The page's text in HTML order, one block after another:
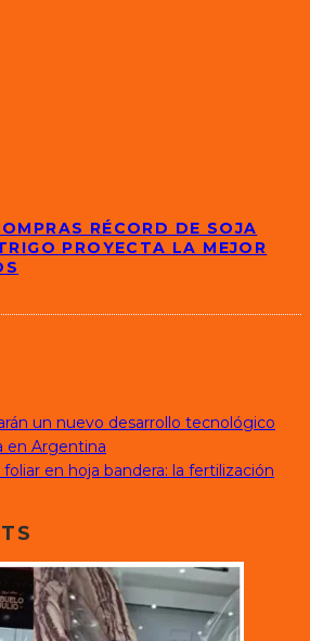
RÉCORD DE SOJA
PROYECTA LA MEJOR
un nuevo desarrollo tecnológico
en Argentina
en hoja bandera: la fertilización